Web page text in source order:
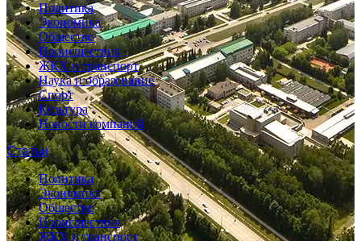
Политика
Экономика
Общество
Происшествия
ЖКХ и транспорт
Наука и образование
Спорт
Культура
Новости компаний
Статьи
Политика
Экономика
Общество
Происшествия
ЖКХ и транспорт